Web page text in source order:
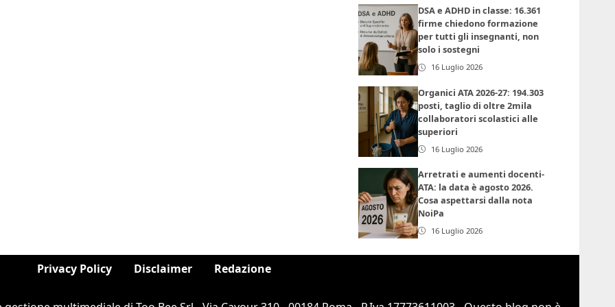
DSA e ADHD in classe: 16.361
firme chiedono formazione
per tutti gli insegnanti, non
solo i sostegni
16 Luglio 2026
Organici ATA 2026-27: 194.303
posti, taglio di oltre 2mila
collaboratori scolastici alle
superiori
16 Luglio 2026
Arretrati e aumenti docenti-
ATA: la data è agosto 2026.
Cosa aspettarsi dalla nota
NoiPa
16 Luglio 2026
Privacy Policy Disclaimer Redazione